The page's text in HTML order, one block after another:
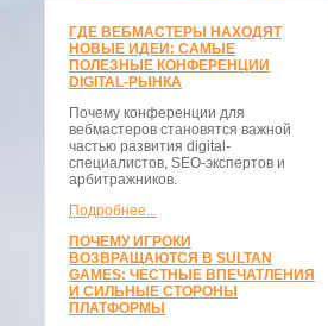
ГДЕ ВЕБМАСТЕРЫ НАХОДЯТ
НОВЫЕ ИДЕИ: САМЫЕ
ПОЛЕЗНЫЕ КОНФЕРЕНЦИИ
DIGITAL-РЫНКА
Почему конференции для
вебмастеров становятся важной
частью развития digital-
специалистов, SEO-экспертов и
арбитражников.
Подробнее...
ПОЧЕМУ ИГРОКИ
ВОЗВРАЩАЮТСЯ В SULTAN
GAMES: ЧЕСТНЫЕ ВПЕЧАТЛЕНИЯ
И СИЛЬНЫЕ СТОРОНЫ
ПЛАТФОРМЫ